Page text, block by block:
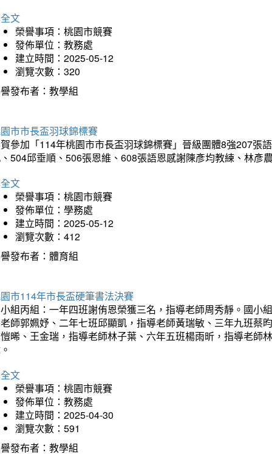
文
榮譽事項：桃園市競賽
發佈單位：教務處
建立時間：2025-05-12
瀏覽次數：320
發布者：教學組
市市長盃羽球錦標賽
參加「114年桃園市市長盃羽球錦標賽」晉級團體8強207張
504邱垂順、506張恩維、608張語恩感謝陳彥均教練、林彥
文
榮譽事項：桃園市競賽
發佈單位：學務處
建立時間：2025-05-12
瀏覽次數：412
發布者：體育組
市114年市長盃硬筆書法決賽
組丙組：一年四班謝侑恩榮獲三名，指導老師周秀靜。國小
師郭姵妤、二年七班邱顯凱，指導老師黃瑞敏、三年九班蔡
晞、王金瑞，指導老師林子葉、六年五班楊雨昕，指導老師
文
榮譽事項：桃園市競賽
發佈單位：教務處
建立時間：2025-04-30
瀏覽次數：591
發布者：教學組